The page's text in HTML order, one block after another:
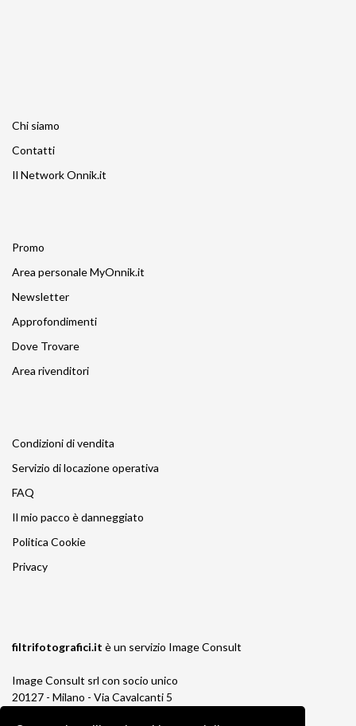
Chi siamo
Contatti
Il Network Onnik.it
Promo
Area personale MyOnnik.it
Newsletter
Approfondimenti
Dove Trovare
Area rivenditori
Condizioni di vendita
Servizio di locazione operativa
FAQ
Il mio pacco è danneggiato
Politica Cookie
Privacy
filtrifotografici.it è un servizio Image Consult
Image Consult srl con socio unico
20127 - Milano - Via Cavalcanti 5